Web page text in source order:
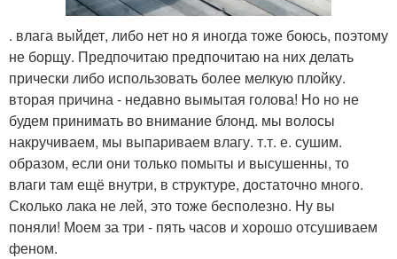
. влага выйдет, либо нет но я иногда тоже боюсь, поэтому
не борщу. Предпочитаю предпочитаю на них делать
прически либо использовать более мелкую плойку.
вторая причина - недавно вымытая голова! Но но не
будем принимать во внимание блонд. мы волосы
накручиваем, мы выпариваем влагу. т.т. е. сушим.
образом, если они только помыты и высушенны, то
влаги там ещё внутри, в структуре, достаточно много.
Сколько лака не лей, это тоже бесполезно. Ну вы
поняли! Моем за три - пять часов и хорошо отсушиваем
феном.